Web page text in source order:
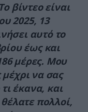
βίντεο είναι
2025, 13
αυτό το
έως και
μέρες. Μου
μέχρι να σας
έκανα, και
πολλοί,